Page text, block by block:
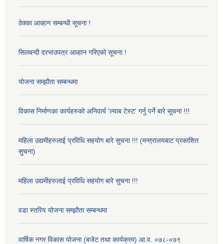
ठेक्का आव्हान सम्बन्धी सूचना !
सिलबन्दी दरभाउपत्र आव्हान गरिएको सूचना !
योजना सम्झौता सम्बन्धमा
विकास निर्माणका कार्यहरुको अनिवार्य 'ल्याब टेस्ट' गर्नु पर्ने बारे सूचना !!!
महिला उद्यमीहरुलाई प्रविधि सहयोग बारे सुचना !!! (मन्त्रालयबाट प्रकाशित
सुचना)
महिला उद्यमीहरुलाई प्रविधि सहयोग बारे सुचना !!!
वडा स्तरिय योजना सम्झौता सम्बन्धमा
वार्षिक नगर विकास योजना (बजेट तथा कार्यक्रम) आ.व. ०७८-०७९